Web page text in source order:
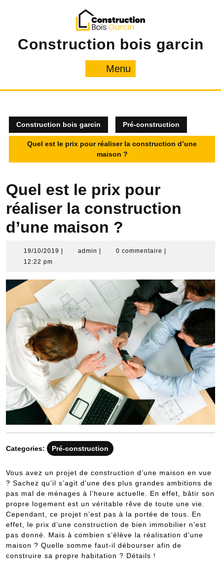
Construction bois garcin
Menu
Construction bois garcin Pré-construction
Quel est le prix pour réaliser la construction d’une
maison ?
Quel est le prix pour
réaliser la construction
d’une maison ?
19/10/2019 19/10/2019
admin admin0 commentaire
12:22 pm
Categories: Pré-construction
Vous avez un projet de construction d’une maison en vue
? Sachez qu’il s’agit d’une des plus grandes ambitions de
pas mal de ménages à l’heure actuelle. En effet, bâtir son
propre logement est un véritable rêve de toute une vie.
Cependant, ce projet n’est pas à la portée de tous. En
effet, le prix d’une construction de bien immobilier n’est
pas donné. Mais à combien s’élève la réalisation d’une
maison ? Quelle somme faut-il débourser afin de
construire sa propre habitation ? Détails !